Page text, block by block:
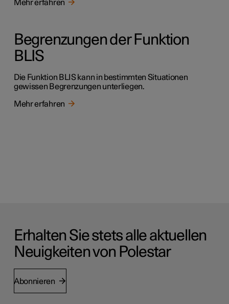
Mehr erfahren
Begrenzungen der Funktion
BLIS
Die Funktion BLIS kann in bestimmten Situationen
gewissen Begrenzungen unterliegen.
Mehr erfahren
Erhalten Sie stets alle aktuellen
Neuigkeiten von Polestar
Abonnieren